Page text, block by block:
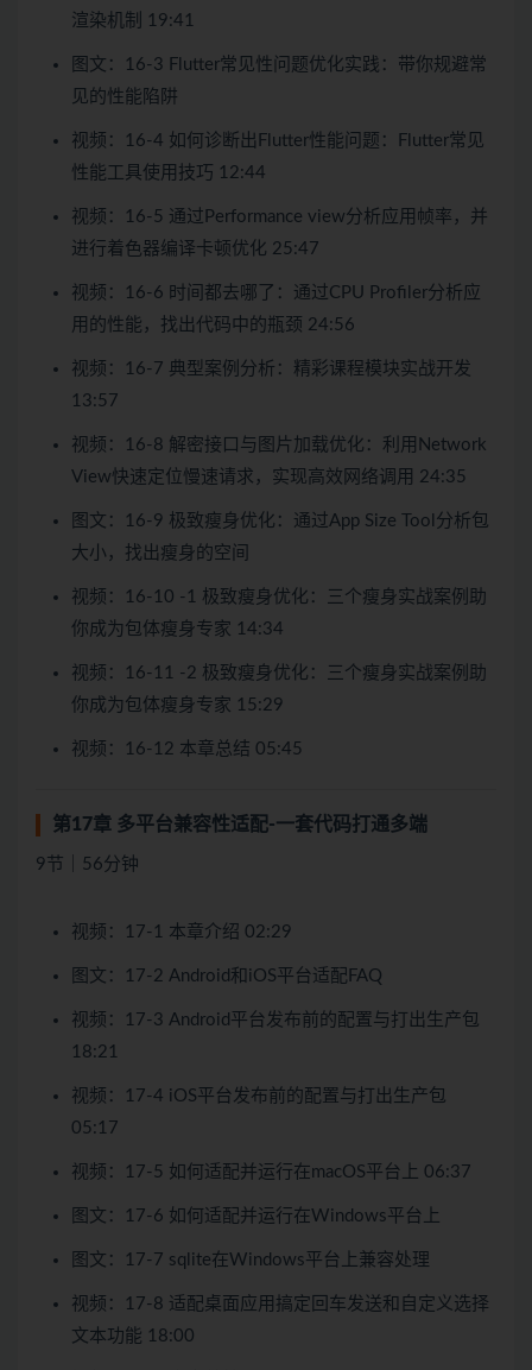
渲染机制 19:41
图文：16-3 Flutter常见性问题优化实践：带你规避常
见的性能陷阱
视频：16-4 如何诊断出Flutter性能问题：Flutter常见
性能工具使用技巧 12:44
视频：16-5 通过Performance view分析应用帧率，并
进行着色器编译卡顿优化 25:47
视频：16-6 时间都去哪了：通过CPU Profiler分析应
用的性能，找出代码中的瓶颈 24:56
视频：16-7 典型案例分析：精彩课程模块实战开发
13:57
视频：16-8 解密接口与图片加载优化：利用Network
View快速定位慢速请求，实现高效网络调用 24:35
图文：16-9 极致瘦身优化：通过App Size Tool分析包
大小，找出瘦身的空间
视频：16-10 -1 极致瘦身优化：三个瘦身实战案例助
你成为包体瘦身专家 14:34
视频：16-11 -2 极致瘦身优化：三个瘦身实战案例助
你成为包体瘦身专家 15:29
视频：16-12 本章总结 05:45
第17章 多平台兼容性适配-一套代码打通多端
9节｜56分钟
视频：17-1 本章介绍 02:29
图文：17-2 Android和iOS平台适配FAQ
视频：17-3 Android平台发布前的配置与打出生产包
18:21
视频：17-4 iOS平台发布前的配置与打出生产包
05:17
视频：17-5 如何适配并运行在macOS平台上 06:37
图文：17-6 如何适配并运行在Windows平台上
图文：17-7 sqlite在Windows平台上兼容处理
视频：17-8 适配桌面应用搞定回车发送和自定义选择
文本功能 18:00